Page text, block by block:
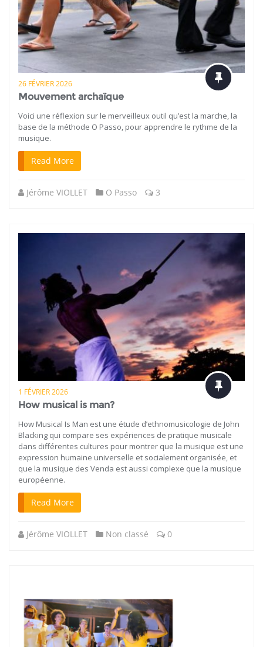
26 FÉVRIER 2026
Mouvement archaïque
Voici une réflexion sur le merveilleux outil qu’est la marche, la
base de la méthode O Passo, pour apprendre le rythme de la
musique.
Read More
Jérôme VIOLLET O Passo 3
1 FÉVRIER 2026
How musical is man?
How Musical Is Man est une étude d’ethnomusicologie de John
Blacking qui compare ses expériences de pratique musicale
dans différentes cultures pour montrer que la musique est une
expression humaine universelle et socialement organisée, et
que la musique des Venda est aussi complexe que la musique
européenne.
Read More
Jérôme VIOLLET Non classé 0